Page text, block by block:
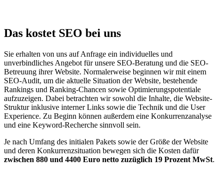
Das kostet SEO bei uns
Sie erhalten von uns auf Anfrage ein individuelles und
unverbindliches Angebot für unsere SEO-Beratung und die SEO-
Betreuung ihrer Website. Normalerweise beginnen wir mit einem
SEO-Audit, um die aktuelle Situation der Website, bestehende
Rankings und Ranking-Chancen sowie Optimierungspotentiale
aufzuzeigen. Dabei betrachten wir sowohl die Inhalte, die Website-
Struktur inklusive interner Links sowie die Technik und die User
Experience. Zu Beginn können außerdem eine Konkurrenzanalyse
und eine Keyword-Recherche sinnvoll sein.
Je nach Umfang des initialen Pakets sowie der Größe der Website
und deren Konkurrenzsituation bewegen sich die Kosten dafür
zwischen 880 und 4400 Euro netto zuzüglich 19 Prozent MwSt.